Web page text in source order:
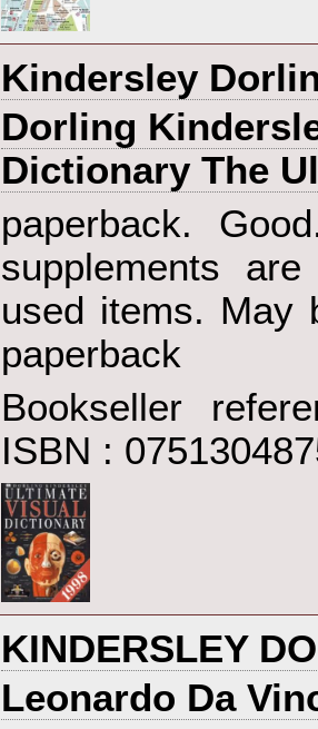
‎Kindersley
‎Dorling
Dictionary The
‎paperback.
supplements
used items. May
paperback‎
Bookseller
ISBN :
‎KINDERSLEY
‎Leonardo Da